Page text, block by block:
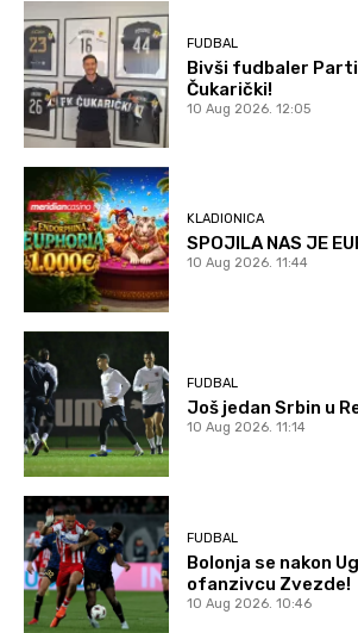
FUDBAL
Bivši fudbaler
Čukarički!
10 Aug 2026. 12:05
KLADIONICA
SPOJILA NAS JE
10 Aug 2026. 11:44
FUDBAL
Još jedan Srbin u
10 Aug 2026. 11:14
FUDBAL
Bolonja se nakon
ofanzivcu Zvezde!
10 Aug 2026. 10:46